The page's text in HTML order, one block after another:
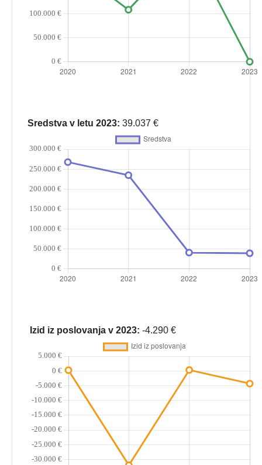
Sredstva v letu 2023: 39.037 €
Izid iz poslovanja v 2023: -4.290 €